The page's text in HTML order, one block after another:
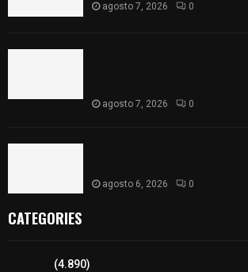
agosto 7, 2026 0
agosto 7, 2026 0
agosto 6, 2026 0
CATEGORIES
(4.890)